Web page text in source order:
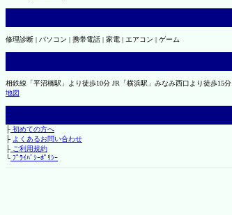
修理診断 | パソコン | 携帯電話 | 家電 | エアコン | ゲーム
相鉄線「平沼橋駅」より徒歩10分 JR「横浜駅」みなみ西口より徒歩15分
地図
├初めての方へ
├ よくあるお問い合わせ
├ご利用規約
└ﾌﾟﾗｲﾊﾞｼｰﾎﾟﾘｼｰ